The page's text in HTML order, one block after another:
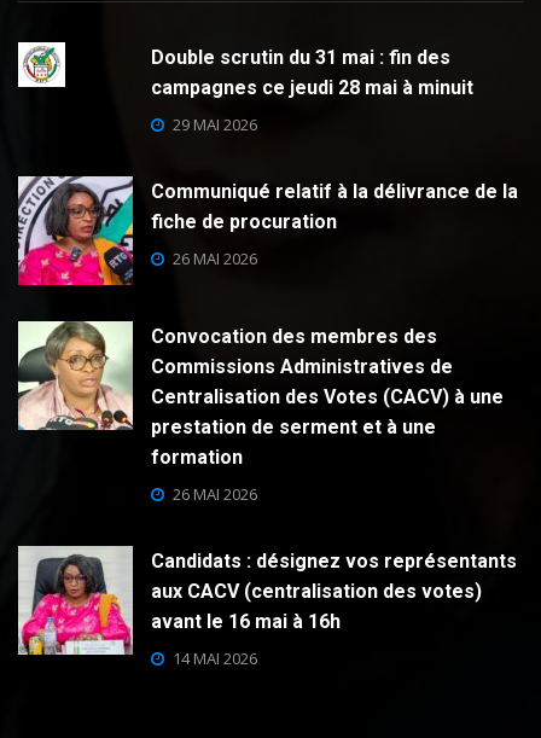
Double scrutin du 31 mai : fin des
campagnes ce jeudi 28 mai à minuit
29 MAI 2026
Communiqué relatif à la délivrance de la
fiche de procuration
26 MAI 2026
Convocation des membres des
Commissions Administratives de
Centralisation des Votes (CACV) à une
prestation de serment et à une
formation
26 MAI 2026
Candidats : désignez vos représentants
aux CACV (centralisation des votes)
avant le 16 mai à 16h
14 MAI 2026